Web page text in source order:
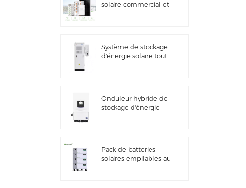
solaire commercial et
Système de stockage
d'énergie solaire tout-
à batterie lithium 60
kWh, extérieur, 51,2 V,
Onduleur hybride de
stockage d'énergie
Pack de batteries
solaires empilables au